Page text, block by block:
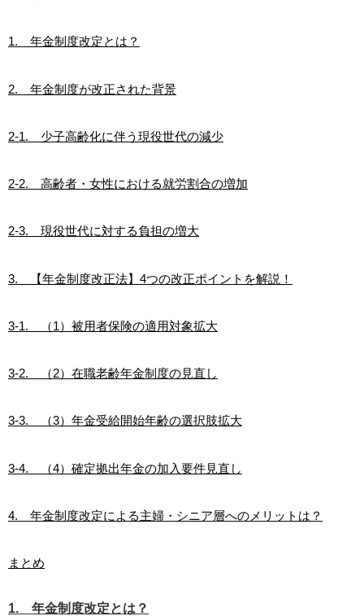
1. 年金制度改定とは？
2. 年金制度が改正された背景
2-1. 少子高齢化に伴う現役世代の減少
2-2. 高齢者・女性における就労割合の増加
2-3. 現役世代に対する負担の増大
3. 【年金制度改正法】4つの改正ポイントを解説！
3-1. （1）被用者保険の適用対象拡大
3-2. （2）在職老齢年金制度の見直し
3-3. （3）年金受給開始年齢の選択肢拡大
3-4. （4）確定拠出年金の加入要件見直し
4. 年金制度改定による主婦・シニア層へのメリットは？
まとめ
1. 年金制度改定とは？